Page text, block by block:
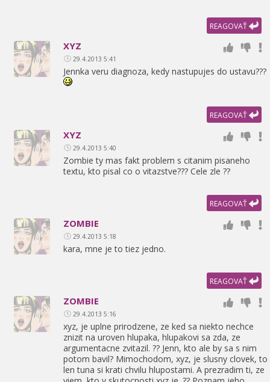
REAGOVAŤ
XYZ
29.4.2013 5:41
Jennka veru diagnoza, kedy nastupujes do ustavu???
REAGOVAŤ
XYZ
29.4.2013 5:40
Zombie ty mas fakt problem s citanim pisaneho
textu, kto pisal co o vitazstve??? Cele zle ??
REAGOVAŤ
ZOMBIE
29.4.2013 5:18
kara, mne je to tiez jedno.
REAGOVAŤ
ZOMBIE
29.4.2013 5:16
xyz, je uplne prirodzene, ze ked sa niekto nechce
znizit na uroven hlupaka, hlupakovi sa zda, ze
argumentacne zvitazil. ?? Jenn, kto ale by sa s nim
potom bavil? Mimochodom, xyz, je slusny clovek, to
len tuna si krati chvilu hlupostami. A prezradim ti, ze